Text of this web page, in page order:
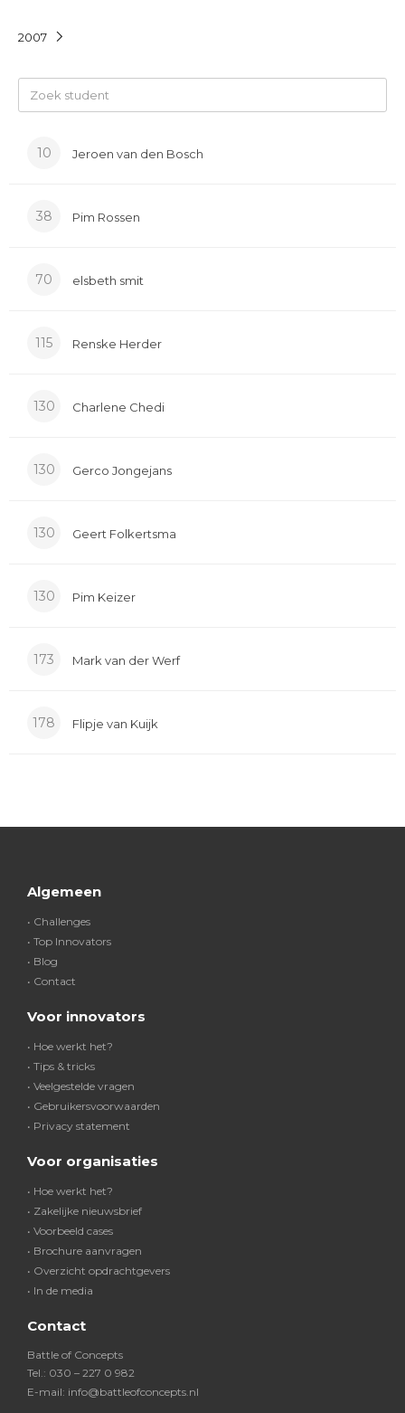
2007
10 Jeroen van den Bosch
38 Pim Rossen
70 elsbeth smit
115 Renske Herder
130 Charlene Chedi
130 Gerco Jongejans
130 Geert Folkertsma
130 Pim Keizer
173 Mark van der Werf
178 Flipje van Kuijk
Algemeen
• Challenges
• Top Innovators
• Blog
• Contact
Voor innovators
• Hoe werkt het?
• Tips & tricks
• Veelgestelde vragen
• Gebruikersvoorwaarden
• Privacy statement
Voor organisaties
• Hoe werkt het?
• Zakelijke nieuwsbrief
• Voorbeeld cases
• Brochure aanvragen
• Overzicht opdrachtgevers
• In de media
Contact
Battle of Concepts
Tel.: 030 – 227 0 982
E-mail: info@battleofconcepts.nl